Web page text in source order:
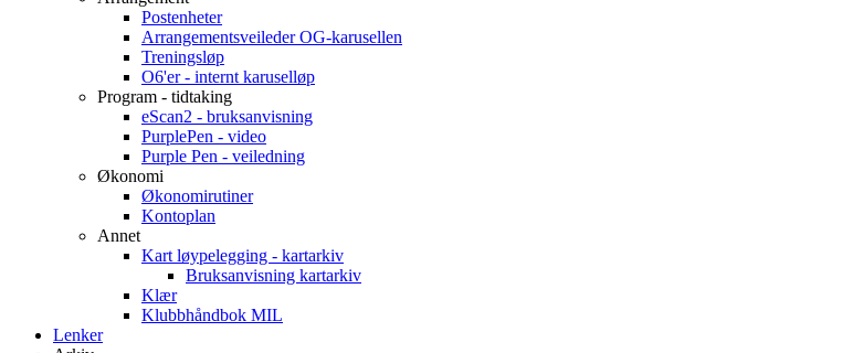
Postenheter
Arrangementsveileder OG-karusellen
Treningsløp
O6'er - internt karuselløp
Program - tidtaking
eScan2 - bruksanvisning
PurplePen - video
Purple Pen - veiledning
Økonomi
Økonomirutiner
Kontoplan
Annet
Kart løypelegging - kartarkiv
Bruksanvisning kartarkiv
Klær
Klubbhåndbok MIL
Lenker